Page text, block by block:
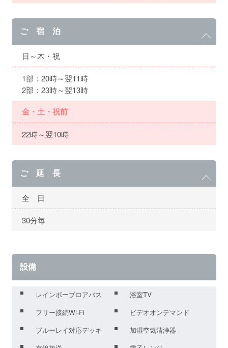
ご 宿 泊
日～木・祝
1部：20時～翌11時
2部：23時～翌13時
金・土・祝前
22時～翌10時
ご 延 長
全 日
30分毎
設備
レインボーブロアバス
浴室TV
フリー接続Wi-Fi
ビデオオンデマンド
ブルーレイ対応デッキ
加湿空気清浄器